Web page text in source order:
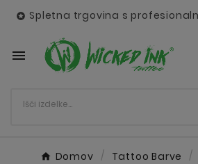
 Spletna trgovina s

Domov Tattoo Barve